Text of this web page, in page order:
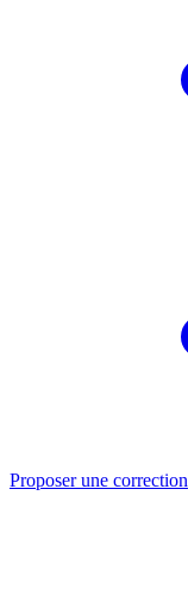
Proposer une correction